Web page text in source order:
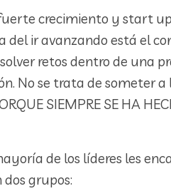
crecimiento y start
del ir avanzando está el
retos dentro de una
No se trata de someter a
SIEMPRE SE HA
de los líderes les
grupos: